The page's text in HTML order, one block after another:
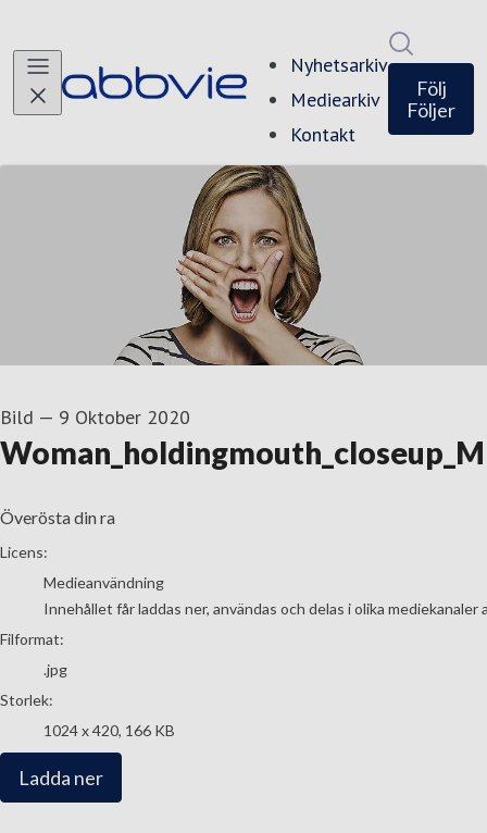
Nyhetsarkiv
Mediearkiv
Kontakt
Följ
Följer
Bild — 9 Oktober 2020
Överösta din ra
go to media item
Licens:
Medieanvändning
Innehållet får laddas ner, användas och delas i olika
Filformat:
.jpg
Storlek:
1024 x 420, 166 KB
Ladda ner